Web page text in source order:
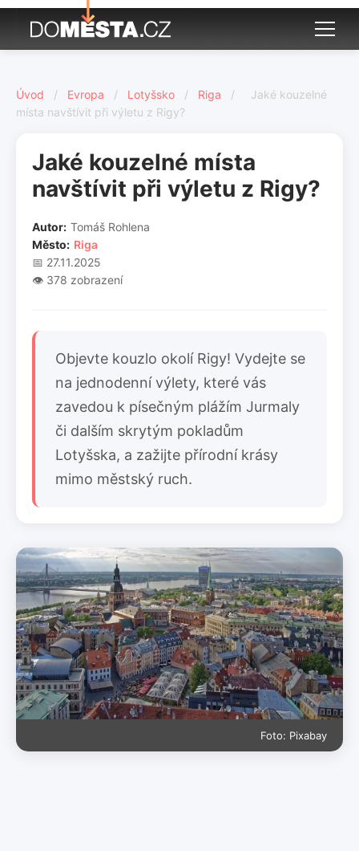
Úvod / Evropa / Lotyšsko / Riga /
Jaké kouzelné
místa navštívit při výletu z Rigy?
Jaké kouzelné místa
navštívit při výletu z Rigy?
Autor: Tomáš Rohlena
Město: Riga
📅 27.11.2025
👁️ 378 zobrazení
Objevte kouzlo okolí Rigy! Vydejte se
na jednodenní výlety, které vás
zavedou k písečným plážím Jurmaly
či dalším skrytým pokladům
Lotyšska, a zažijte přírodní krásy
mimo městský ruch.
Foto: Pixabay